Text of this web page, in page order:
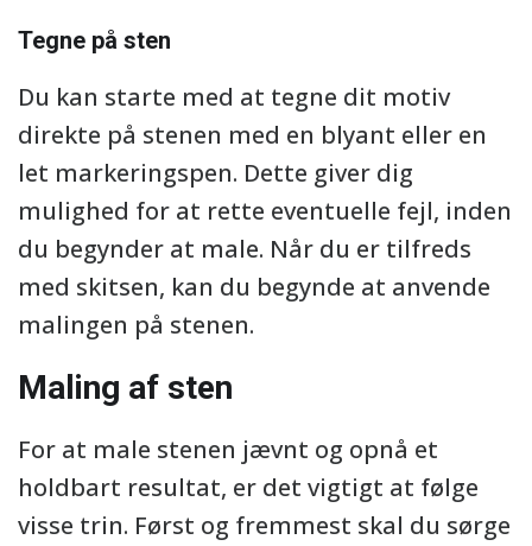
Tegne på sten
Du kan starte med at tegne dit motiv
direkte på stenen med en blyant eller en
let markeringspen. Dette giver dig
mulighed for at rette eventuelle fejl, inden
du begynder at male. Når du er tilfreds
med skitsen, kan du begynde at anvende
malingen på stenen.
Maling af sten
For at male stenen jævnt og opnå et
holdbart resultat, er det vigtigt at følge
visse trin. Først og fremmest skal du sørge